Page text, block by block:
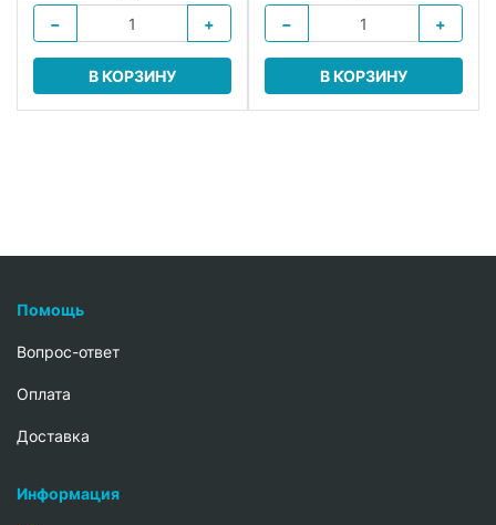
−
+
В КОРЗИНУ
−
+
В КОРЗИНУ
Помощь
Вопрос-ответ
Oплата
Доставка
Информация